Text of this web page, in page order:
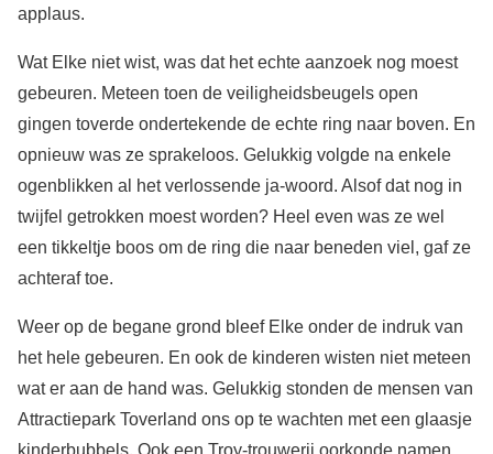
applaus.
Wat Elke niet wist, was dat het echte aanzoek nog moest
gebeuren. Meteen toen de veiligheidsbeugels open
gingen toverde ondertekende de echte ring naar boven. En
opnieuw was ze sprakeloos. Gelukkig volgde na enkele
ogenblikken al het verlossende ja-woord. Alsof dat nog in
twijfel getrokken moest worden? Heel even was ze wel
een tikkeltje boos om de ring die naar beneden viel, gaf ze
achteraf toe.
Weer op de begane grond bleef Elke onder de indruk van
het hele gebeuren. En ook de kinderen wisten niet meteen
wat er aan de hand was. Gelukkig stonden de mensen van
Attractiepark Toverland ons op te wachten met een glaasje
kinderbubbels. Ook een Troy-trouwerij oorkonde namen